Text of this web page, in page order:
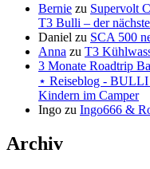
Bernie zu Supervolt
T3 Bulli – der
Daniel zu SCA 500
Anna zu T3
3 Monate Roadtrip
⋆ Reiseblog -
Kindern im Camper
Ingo zu Ingo666 &
Archiv